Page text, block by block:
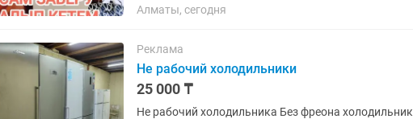
Алматы, сегодня
Реклама
Не рабочий холодильники
25 000 ₸
Не рабочий холодильника Без фреона